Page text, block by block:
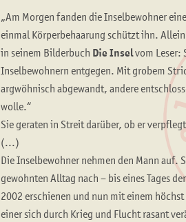
„Am Morgen fanden die Inselbewohner
einmal Körperbehaarung schützt ihn.
in seinem Bilderbuch Die Inselvom Leser:
Inselbewohnern entgegen. Mit grobem
argwöhnisch abgewandt, andere
wolle.“
Sie geraten in Streit darüber, ob er
(...)
Die Inselbewohner nehmen den Mann auf.
gewohnten Alltag nach – bis eines Tages
2002 erschienen und nun mit einem
einer sich durch Krieg und Flucht rasant